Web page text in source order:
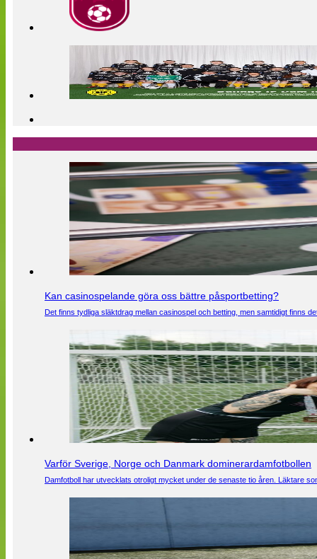
Kan casinospelande göra oss bättre påsportbetting?
Det finns tydliga släktdrag mellan casinospel och betting, men samtidigt finns
Varför Sverige, Norge och Danmark dominerardamfotbollen
Damfotboll har utvecklats otroligt mycket under de senaste tio åren. Läktare